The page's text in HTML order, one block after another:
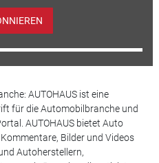
AUTOHAUS ist eine
für die Automobilbranche und
AUTOHAUS bietet Auto
Bilder und Videos
Autoherstellern,